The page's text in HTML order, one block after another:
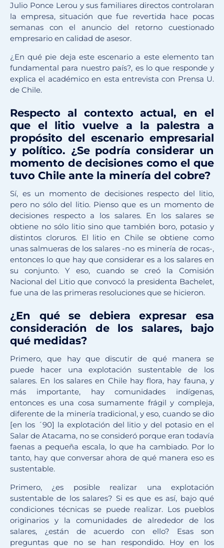
Julio Ponce Lerou y sus familiares directos controlaran
la empresa, situación que fue revertida hace pocas
semanas con el anuncio del retorno cuestionado
empresario en calidad de asesor.
¿En qué pie deja este escenario a este elemento tan
fundamental para nuestro país?, es lo que responde y
explica el académico en esta entrevista con Prensa U.
de Chile.
Respecto al contexto actual, en el
que el litio vuelve a la palestra a
propósito del escenario empresarial
y político. ¿Se podría considerar un
momento de decisiones como el que
tuvo Chile ante la minería del cobre?
Sí, es un momento de decisiones respecto del litio,
pero no sólo del litio. Pienso que es un momento de
decisiones respecto a los salares. En los salares se
obtiene no sólo litio sino que también boro, potasio y
distintos cloruros. El litio en Chile se obtiene como
unas salmueras de los salares -no es minería de rocas-,
entonces lo que hay que considerar es a los salares en
su conjunto. Y eso, cuando se creó la Comisión
Nacional del Litio que convocó la presidenta Bachelet,
fue una de las primeras resoluciones que se hicieron.
¿En qué se debiera expresar esa
consideración de los salares, bajo
qué medidas?
Primero, que hay que discutir de qué manera se
puede hacer una explotación sustentable de los
salares. En los salares en Chile hay flora, hay fauna, y
más importante, hay comunidades indígenas,
entonces es una cosa sumamente frágil y compleja,
diferente de la minería tradicional, y eso, cuando se dio
[en los ´90] la explotación del litio y del potasio en el
Salar de Atacama, no se consideró porque eran todavía
faenas a pequeña escala, lo que ha cambiado. Por lo
tanto, hay que conversar ahora de qué manera eso es
sustentable.
Primero, ¿es posible realizar una explotación
sustentable de los salares? Si es que es así, bajo qué
condiciones técnicas se puede realizar. Los pueblos
originarios y la comunidades de alrededor de los
salares, ¿están de acuerdo con ello? Esas son
preguntas que no se han respondido. Hoy en los